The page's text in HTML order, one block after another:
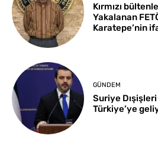
Kırmızı
Yakalanan
Karatepe’nin
GÜNDEM
Suriye
Türkiye’ye